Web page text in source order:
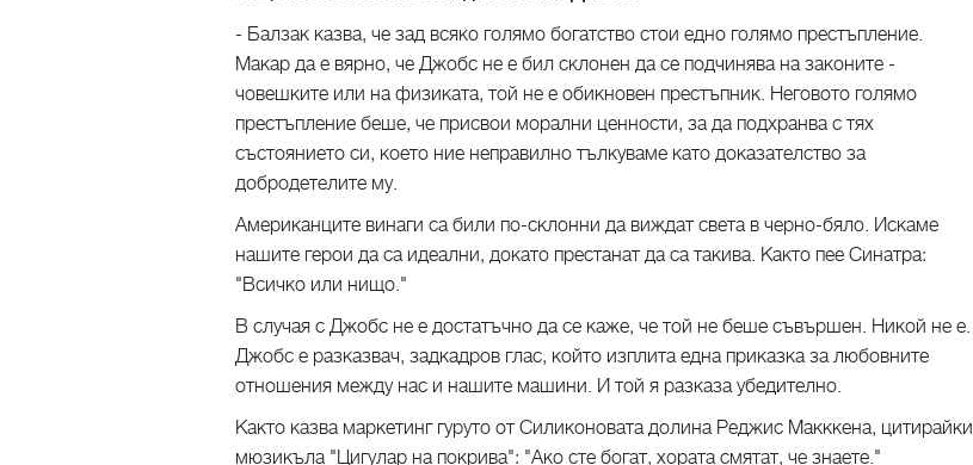
- Балзак казва, че зад всяко голямо богатство стои едно голямо престъпление.
Макар да е вярно, че Джобс не е бил склонен да се подчинява на законите -
човешките или на физиката, той не е обикновен престъпник. Неговото голямо
престъпление беше, че присвои морални ценности, за да подхранва с тях
състоянието си, което ние неправилно тълкуваме като доказателство за
добродетелите му.
Американците винаги са били по-склонни да виждат света в черно-бяло. Искаме
нашите герои да са идеални, докато престанат да са такива. Както пее Синатра:
"Всичко или нищо."
В случая с Джобс не е достатъчно да се каже, че той не беше съвършен. Никой не е.
Джобс е разказвач, задкадров глас, който изплита една приказка за любовните
отношения между нас и нашите машини. И той я разказа убедително.
Както казва маркетинг гуруто от Силиконовата долина Реджис Макккена, цитирайки
мюзикъла "Цигулар на покрива": "Ако сте богат, хората смятат, че знаете."